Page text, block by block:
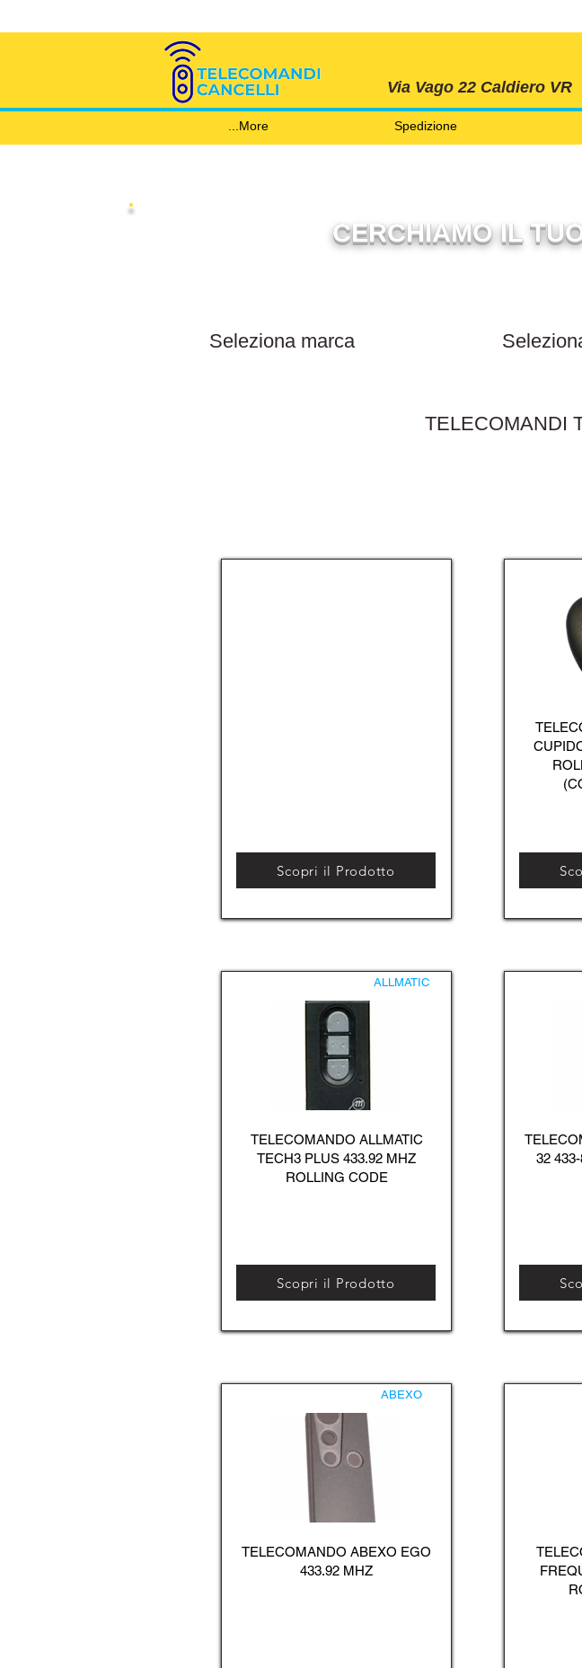
Via Vago 22 Caldiero VR
Spedizione
More...
CERCHIAMO IL
TELECOMANDI
Scopri il Prodotto
ALLMATIC
TELECOMANDO ALLMATIC
TECH3 PLUS 433.92 MHZ
ROLLING CODE
Scopri il Prodotto
ABEXO
TELECOMANDO ABEXO EGO
433.92 MHZ
32